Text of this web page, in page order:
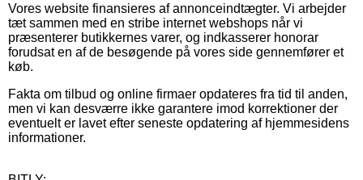
Vores website finansieres af annonceindtægter. Vi arbejder
tæt sammen med en stribe internet webshops når vi
præsenterer butikkernes varer, og indkasserer honorar
forudsat en af de besøgende på vores side gennemfører et
køb.
Fakta om tilbud og online firmaer opdateres fra tid til anden,
men vi kan desværre ikke garantere imod korrektioner der
eventuelt er lavet efter seneste opdatering af hjemmesidens
informationer.